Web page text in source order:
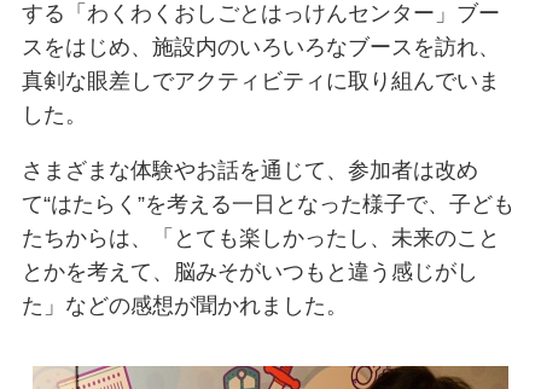
する「わくわくおしごとはっけんセンター」ブー
スをはじめ、施設内のいろいろなブースを訪れ、
真剣な眼差しでアクティビティに取り組んでいま
した。
さまざまな体験やお話を通じて、参加者は改め
て“はたらく”を考える一日となった様子で、子ども
たちからは、「とても楽しかったし、未来のこと
とかを考えて、脳みそがいつもと違う感じがし
た」などの感想が聞かれました。